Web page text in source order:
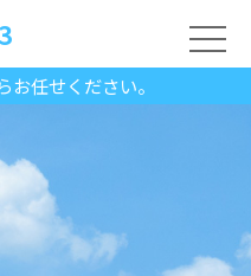
任せください。